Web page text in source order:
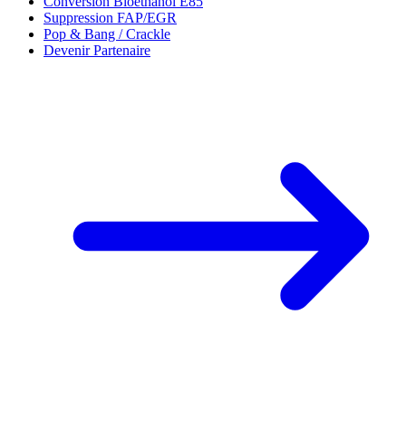
Suppression FAP/EGR
Pop & Bang / Crackle
Devenir Partenaire